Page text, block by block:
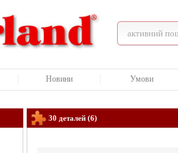
Новини Умови
30 деталей (6)